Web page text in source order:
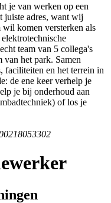
je van werken op een
juiste adres, want wij
wil komen versterken als
team van 5 collega's
van het park. Samen
faciliteiten en het terrein in
de ene keer verhelp je
je bij onderhoud aan
of los je